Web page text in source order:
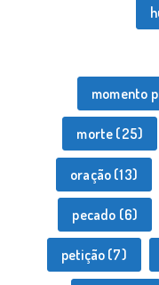
momento
morte (25)
oração (13)
pecado (6)
petição (7)